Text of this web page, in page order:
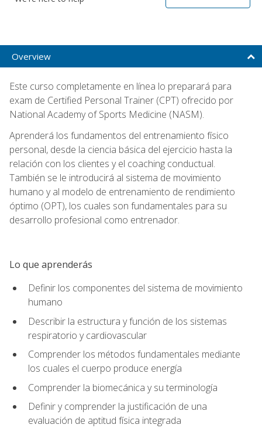
Overview
Este curso completamente en línea lo preparará para
exam de Certified Personal Trainer (CPT) ofrecido por
National Academy of Sports Medicine (NASM).
Aprenderá los fundamentos del entrenamiento físico
personal, desde la ciencia básica del ejercicio hasta la
relación con los clientes y el coaching conductual.
También se le introducirá al sistema de movimiento
humano y al modelo de entrenamiento de rendimiento
óptimo (OPT), los cuales son fundamentales para su
desarrollo profesional como entrenador.
Lo que aprenderás
Definir los componentes del sistema de movimiento
humano
Describir la estructura y función de los sistemas
respiratorio y cardiovascular
Comprender los métodos fundamentales mediante
los cuales el cuerpo produce energía
Comprender la biomecánica y su terminología
Definir y comprender la justificación de una
evaluación de aptitud física integrada